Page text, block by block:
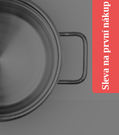
Sleva na první nákup